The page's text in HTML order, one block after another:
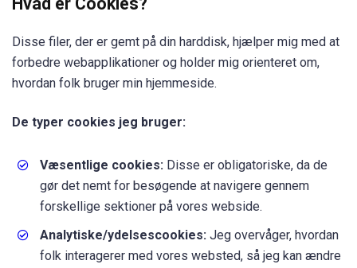
Disse filer, der er gemt på din harddisk, hjælper mig med at
forbedre webapplikationer og holder mig orienteret om,
hvordan folk bruger min hjemmeside.
De typer cookies jeg bruger:
Væsentlige cookies: Disse er obligatoriske, da de
gør det nemt for besøgende at navigere gennem
forskellige sektioner på vores webside.
Analytiske/ydelsescookies: Jeg overvåger, hvordan
folk interagerer med vores websted, så jeg kan ændre